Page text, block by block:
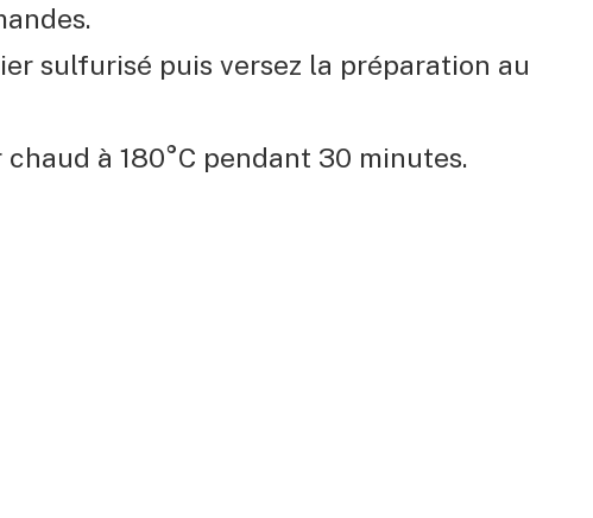
sulfurisé puis versez la préparation au
à 180°C pendant 30 minutes.